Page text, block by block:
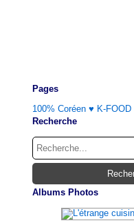
Pages
100% Coréen ♥ K-FOOD
Recherche
Albums Photos